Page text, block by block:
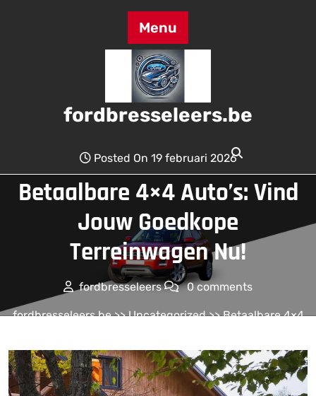
Menu
fordbresseleers.be
Posted On 19 februari 2026
Betaalbare 4×4 Auto’s: Vind
Jouw Goedkope
Terreinwagen Nu!
fordbresseleers 0 comments
fordbresseleers.be>>Uncategorized>> Betaalbare 4×4